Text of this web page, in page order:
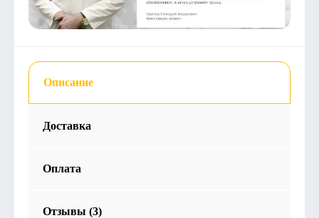
Описание
Доставка
Оплата
Отзывы (3)